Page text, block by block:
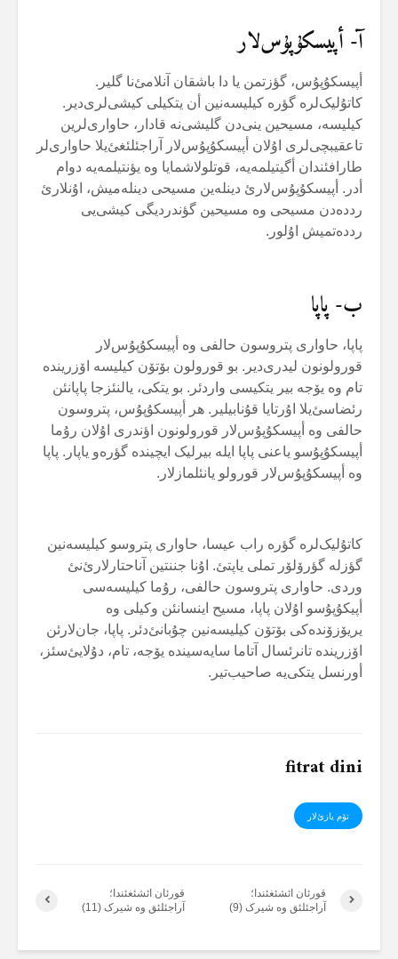
آ- أپیسکۇپۇس‌لار
أپیسکۇپۇس، گؤزتمن یا دا باشقان آنلامئ‌نا گلیر.
کاتۇلیک‌لرە گؤرە کیلیسەنین أن یتکیلی کیشی‌لری‌دیر.
کیلیسە، مسیحین ینی‌دن گلیشی‌نە قادار، حاواری‌لرین
تاعقیبچی‌لری اۇلان أپیسکۇپۇس‌لار آراجئلئغئ‌یلا حاواری‌لر
طارافئندان أگیتیلمەیە، قوتلولاشمایا وە یؤنتیلمەیە دوام
أدر. أپیسکۇپۇس‌لارئ دینلەین مسیحی دینلەمیش، اۇنلارئ
رددەدن مسیحی وە مسیحین گؤندردیگی کیشی‌یی
رددەتمیش اۇلور.
ب- پاپا
پاپا، حاواری پتروسون حالفی وە أپیسکۇپۇس‌لار
قورولونون لیدری‌دیر. بو قورولون بۆتۆن کیلیسە اۆزریندە
تام وە یۆجە بیر یتکیسی واردئر. بو یتکی، یالنئزجا پاپانئن
رئضاسئ‌یلا اۇرتایا قۇنابیلیر. هر أپیسکۇپۇس، پتروسون
حالفی وە أپیسکۇپۇس‌لار قورولونون اؤندری اۇلان رۇما
أپیسکۇپۇسو یاعنی پاپا ایلە بیرلیک ایچیندە گؤرەو یاپار. پاپا
وە أپیسکۇپۇس‌لار قورولو یانئلمازلار.
کاتۇلیک‌لرە گؤرە راب عیسا، حاواری پتروسو کیلیسەنین
گؤزلە گؤرۆلۆر تملی یاپتئ. اۇنا جننتین آناحتارلارئ‌نئ
وردی. حاواری پتروسون حالفی، رۇما کیلیسەسی
أپیکۇپۇسو اۇلان پاپا، مسیح اینسانئن وکیلی وە
یریۆزۆندەکی بۆتۆن کیلیسەنین چۇبانئ‌دئر. پاپا، جان‌لارئن
اۆزریندە تانرئسال آتاما سایەسیندە یۆجە، تام، دۇلایئ‌سئز،
أورنسل یتکی‌یە صاحیب‌تیر.
fitrat dini
تۆم یازئ‌لار
قورئان ائشئغئندا؛
آراجئلئق وە شیرک (11)
قورئان ائشئغئندا؛
آراجئلئق وە شیرک (9)